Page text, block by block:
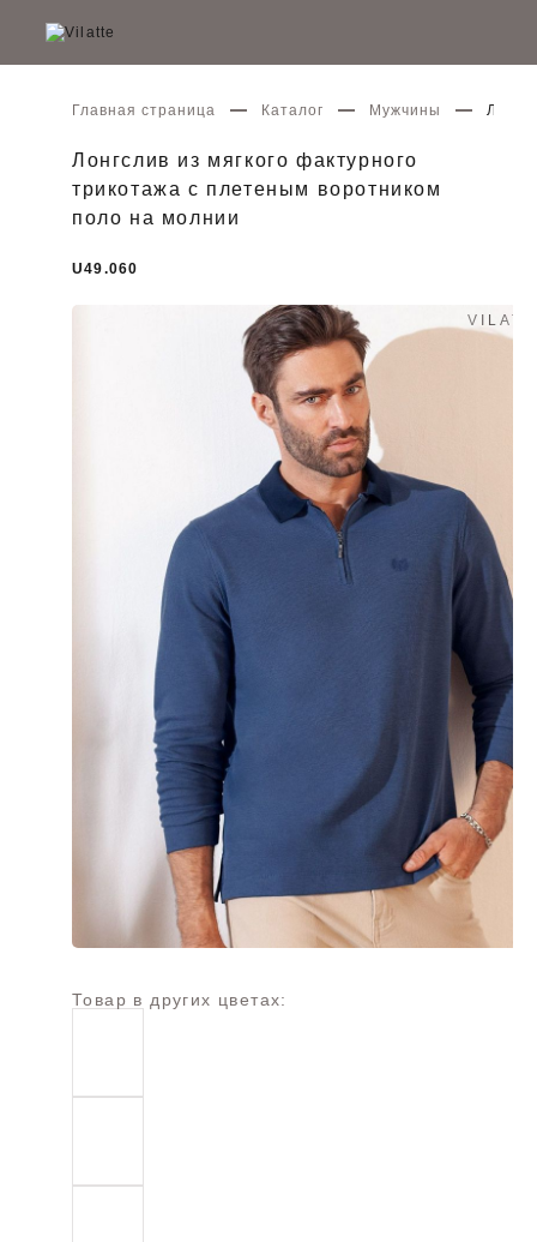
Главная страница Каталог Мужчины
Лонгслив из мягкого фактурного
трикотажа с плетеным воротником
поло на молнии
U49.060
Товар в других цветах: